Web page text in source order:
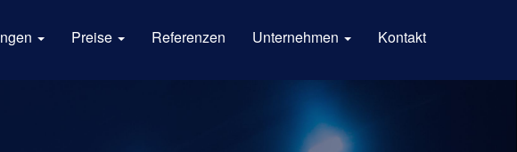
Preise Referenzen Unternehmen Kontakt